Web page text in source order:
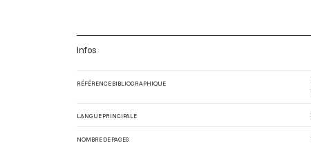
Infos
RÉFÉRENCE BIBLIOGRAPHIQUE
LANGUE PRINCIPALE
NOMBRE DE PAGES